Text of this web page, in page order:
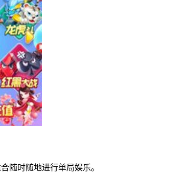
随时随地进行单局娱乐。